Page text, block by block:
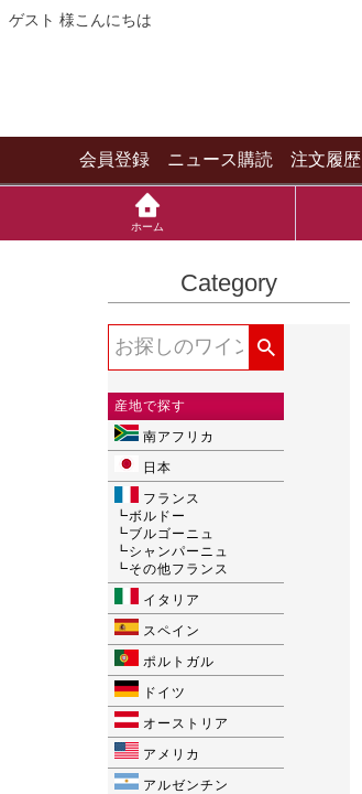
ゲスト 様こんにちは
会員登録 ニュース購読 注文履歴
ホーム
Category
産地で探す
南アフリカ
日本
フランス
┗ボルドー
┗ブルゴーニュ
┗シャンパーニュ
┗その他フランス
イタリア
スペイン
ポルトガル
ドイツ
オーストリア
アメリカ
アルゼンチン